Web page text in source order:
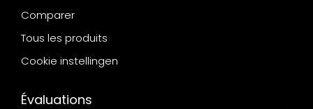
Comparer
Tous les produits
Cookie instellingen
Évaluations